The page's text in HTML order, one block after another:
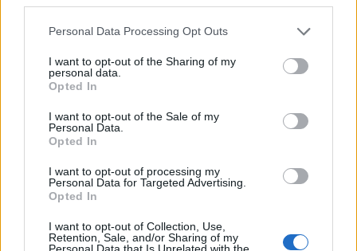
Personal Data Processing Opt Outs
I want to opt-out of the Sharing of my
personal data.
Opted In
I want to opt-out of the Sale of my
Personal Data.
Opted In
I want to opt-out of processing my
Personal Data for Targeted Advertising.
Opted In
I want to opt-out of Collection, Use,
Retention, Sale, and/or Sharing of my
Personal Data that Is Unrelated with the
Ne pas tout acheter en septembre
Tous les achats ne sont pas urgents. Par exemple,
donnée par l’enseignant avant de tout acheter. Pour
les vêtements, privilégiez une garde-robe de base et
complétez au fil des besoins et des saisons.
Privilégier l’occasion pour les équipements
coûteux